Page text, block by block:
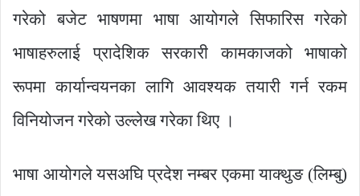
गरेको बजेट भाषणमा भाषा आयोगले सिफारिस गरेको
भाषाहरुलाई प्रादेशिक सरकारी कामकाजको भाषाको
रूपमा कार्यान्वयनका लागि आवश्यक तयारी गर्न रकम
विनियोजन गरेको उल्लेख गरेका थिए ।
भाषा आयोगले यसअघि प्रदेश नम्बर एकमा याक्थुङ (लिम्बु)